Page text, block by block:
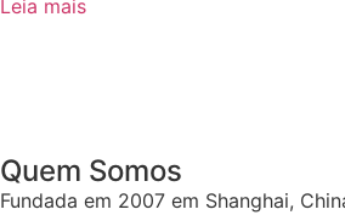
Leia mais
Quem Somos
Fundada em 2007 em Shanghai,